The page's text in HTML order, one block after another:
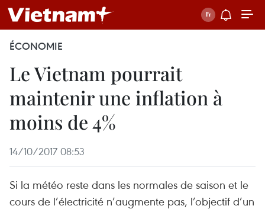
ÉCONOMIE
Le Vietnam pourrait
maintenir une inflation à
moins de 4%
14/10/2017 08:53
Si la météo reste dans les normales de saison et le
cours de l’électricité n’augmente pas, l’objectif d’un